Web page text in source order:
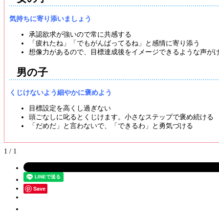
気持ちに寄り添いましょう
承認欲求が強いので常に共感する
「疲れたね」「でもがんばってるね」と感情に寄り添う
想像力があるので、目標達成後をイメージできるような声が
男の子
くじけないよう細やかに褒めよう
目標設定を高くし過ぎない
頭ごなしに叱るとくじけます。小さなステップで褒め続ける
「だめだ」と言わないで、「できるわ」と勇気づける
1 / 1
Save